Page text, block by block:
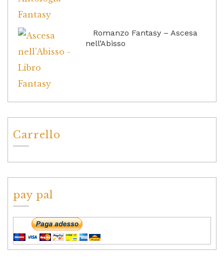
Romanzo Fantasy – Ascesa
nell’Abisso
Carrello
pay pal